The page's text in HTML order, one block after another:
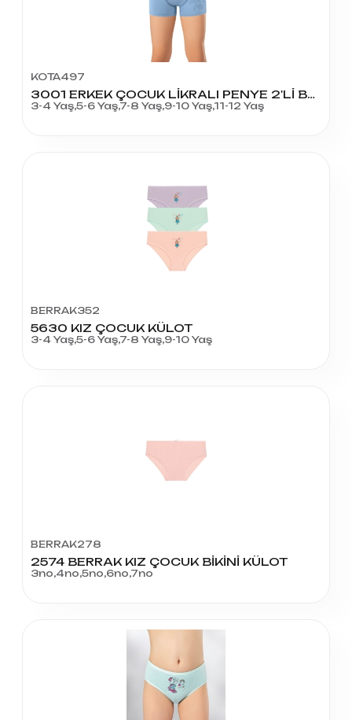
KOTA497
3001 ERKEK ÇOCUK LİKRALI PENYE 2'Lİ BOXER
3-4 Yaş,5-6 Yaş,7-8 Yaş,9-10 Yaş,11-12 Yaş
BERRAK352
5630 KIZ ÇOCUK KÜLOT
3-4 Yaş,5-6 Yaş,7-8 Yaş,9-10 Yaş
BERRAK278
2574 BERRAK KIZ ÇOCUK BİKİNİ KÜLOT
3no,4no,5no,6no,7no